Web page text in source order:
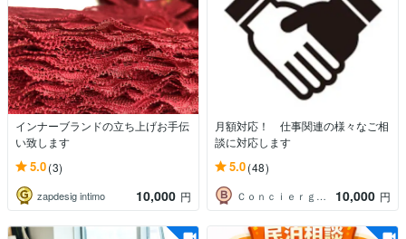
インナーブランドの立ち上げお手伝
い致します
5.0(3)
zapdesig intimo 10,000 円
月額対応！ 仕事関連の様々なご相
談に対応します
5.0(48)
Ｃｏｎｃｉｅｒｇｅ．ＯＷＬ株式会社 10,000 円